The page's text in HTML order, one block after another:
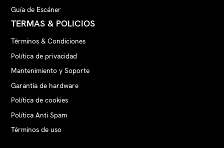
Guía de Escáner
TERMAS & POLICIOS
Términos & Condiciones
Política de privacidad
Mantenimiento y Soporte
Garantía de hardware
Política de cookies
Política Anti Spam
Términos de uso